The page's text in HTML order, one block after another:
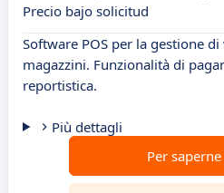
Precio bajo solicitud
Software POS per la gestione
magazzini. Funzionalità di
reportistica.
Più dettagli
Per